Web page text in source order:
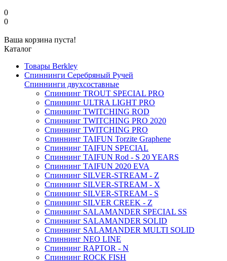
0
0
Ваша корзина пуста!
Каталог
Товары Berkley
Спиннинги Серебряный Ручей
Спиннинги двухсоставные
Спиннинг TROUT SPECIAL PRO
Спиннинг ULTRA LIGHT PRO
Спиннинг TWITCHING ROD
Спиннинг TWITCHING PRO 2020
Спиннинг TWITCHING PRO
Спиннинг TAIFUN Torzite Graphene
Спиннинг TAIFUN SPECIAL
Спиннинг TAIFUN Rod - S 20 YEARS
Спиннинг TAIFUN 2020 EVA
Спиннинг SILVER-STREAM - Z
Спиннинг SILVER-STREAM - X
Спиннинг SILVER-STREAM - S
Спиннинг SILVER CREEK - Z
Спиннинг SALAMANDER SPECIAL SS
Спиннинг SALAMANDER SOLID
Спиннинг SALAMANDER MULTI SOLID
Спиннинг NEO LINE
Спиннинг RAPTOR - N
Спиннинг ROCK FISH